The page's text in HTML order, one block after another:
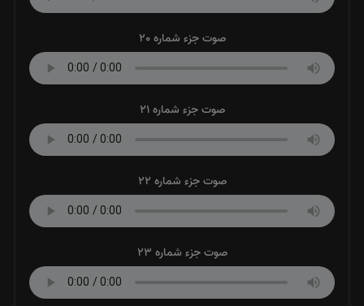
صوت جزء شماره 20
صوت جزء شماره 21
صوت جزء شماره 22
صوت جزء شماره 23